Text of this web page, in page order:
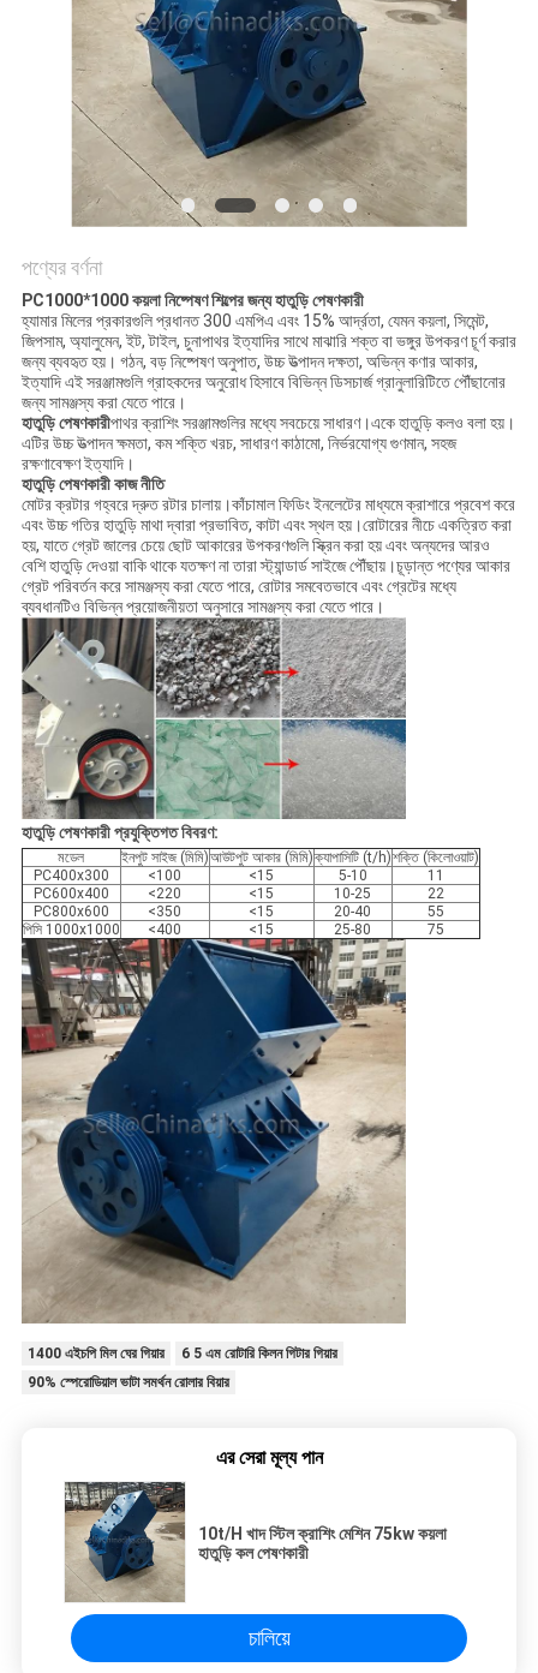
গোপনীয়তা
পণ্যের বর্ণনা
PC1000*1000 কয়লা নিষ্পেষণ শিল্পের জন্য হাতুড়ি পেষণকারী
হ্যামার মিলের প্রকারগুলি প্রধানত 300 এমপিএ এবং 15% আর্দ্রতা, যেমন কয়লা, সিমেন্ট,
জিপসাম, অ্যালুমেন, ইট, টাইল, চুনাপাথর ইত্যাদির সাথে মাঝারি শক্ত বা ভঙ্গুর উপকরণ চূর্ণ করার
জন্য ব্যবহৃত হয়। গঠন, বড় নিষ্পেষণ অনুপাত, উচ্চ উত্পাদন দক্ষতা, অভিন্ন কণার আকার,
ইত্যাদি এই সরঞ্জামগুলি গ্রাহকদের অনুরোধ হিসাবে বিভিন্ন ডিসচার্জ গ্রানুলারিটিতে পৌঁছানোর
জন্য সামঞ্জস্য করা যেতে পারে।
হাতুড়ি পেষণকারীপাথর ক্রাশিং সরঞ্জামগুলির মধ্যে সবচেয়ে সাধারণ।একে হাতুড়ি কলও বলা হয়।
এটির উচ্চ উত্পাদন ক্ষমতা, কম শক্তি খরচ, সাধারণ কাঠামো, নির্ভরযোগ্য গুণমান, সহজ
রক্ষণাবেক্ষণ ইত্যাদি।
হাতুড়ি পেষণকারী কাজ নীতি
মোটর ক্রটার গহ্বরে দ্রুত রটার চালায়।কাঁচামাল ফিডিং ইনলেটের মাধ্যমে ক্রাশারে প্রবেশ করে
এবং উচ্চ গতির হাতুড়ি মাথা দ্বারা প্রভাবিত, কাটা এবং স্থল হয়।রোটারের নীচে একত্রিত করা
হয়, যাতে গ্রেট জালের চেয়ে ছোট আকারের উপকরণগুলি স্ক্রিন করা হয় এবং অন্যদের আরও
বেশি হাতুড়ি দেওয়া বাকি থাকে যতক্ষণ না তারা স্ট্যান্ডার্ড সাইজে পৌঁছায়।চূড়ান্ত পণ্যের আকার
গ্রেট পরিবর্তন করে সামঞ্জস্য করা যেতে পারে, রোটার সমবেতভাবে এবং গ্রেটের মধ্যে
ব্যবধানটিও বিভিন্ন প্রয়োজনীয়তা অনুসারে সামঞ্জস্য করা যেতে পারে।
হাতুড়ি পেষণকারী প্রযুক্তিগত বিবরণ:
মডেল ইনপুট সাইজ (মিমি)আউটপুট আকার (মিমি)ক্যাপাসিটি (t/h)শক্তি (কিলোওয়াট)
PC400x300
<100 <15 5-10
11
PC600x400
<220 <15 10-25
22
PC800x600
<350 <15 20-40
55
পিসি 1000x1000
<400 <15 25-80 75
1400 এইচপি মিল ঘের গিয়ার
6 5 এম রোটারি কিলন গিটার গিয়ার
90% স্পেরোডিয়াল ভাটা সমর্থন রোলার বিয়ার
এর সেরা মূল্য পান
10t/H খাদ স্টিল ক্রাশিং মেশিন 75kw কয়লা
হাতুড়ি কল পেষণকারী
চালিয়ে